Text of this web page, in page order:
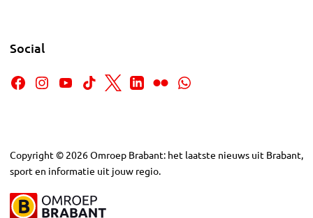
Social
Copyright © 2026Omroep Brabant: het laatste nieuws uit Brabant,
sport en informatie uit jouw regio.